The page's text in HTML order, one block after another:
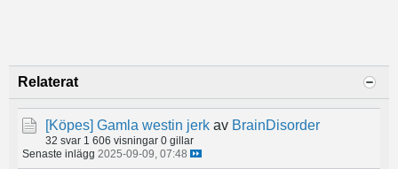
Relaterat
[Köpes] Gamla westin jerk av BrainDisorder
32 svar 1 606 visningar 0 gillar
Senaste inlägg 2025-09-09, 07:48